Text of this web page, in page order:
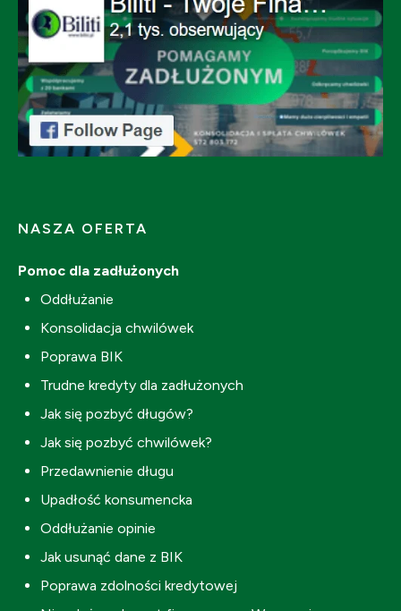
NASZA OFERTA
Pomoc dla zadłużonych
Oddłużanie
Konsolidacja chwilówek
Poprawa BIK
Trudne kredyty dla zadłużonych
Jak się pozbyć długów?
Jak się pozbyć chwilówek?
Przedawnienie długu
Upadłość konsumencka
Oddłużanie opinie
Jak usunąć dane z BIK
Poprawa zdolności kredytowej